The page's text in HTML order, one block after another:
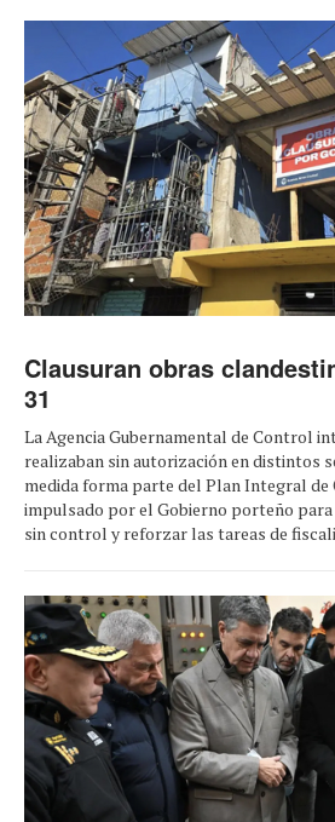
Clausuran obras
31
La Agencia Gubernamental de Control
realizaban sin autorización en distintos
medida forma parte del Plan Integral de
impulsado por el Gobierno porteño
sin control y reforzar las tareas de